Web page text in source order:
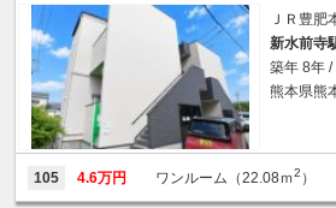
ＪＲ豊肥
新水前寺
築年 8年 /
熊本県熊
105 4.6万円 ワンルーム（22.08ｍ2 ）